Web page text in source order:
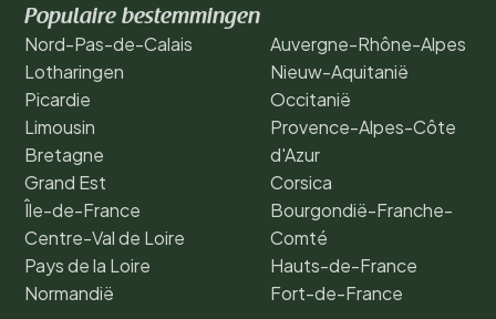
Populaire bestemmingen
Nord-Pas-de-Calais
Lotharingen
Picardie
Limousin
Bretagne
Grand Est
Île-de-France
Centre-Val de Loire
Pays de la Loire
Normandië
Auvergne-Rhône-Alpes
Nieuw-Aquitanië
Occitanië
Provence-Alpes-Côte
d'Azur
Corsica
Bourgondië-Franche-
Comté
Hauts-de-France
Fort-de-France